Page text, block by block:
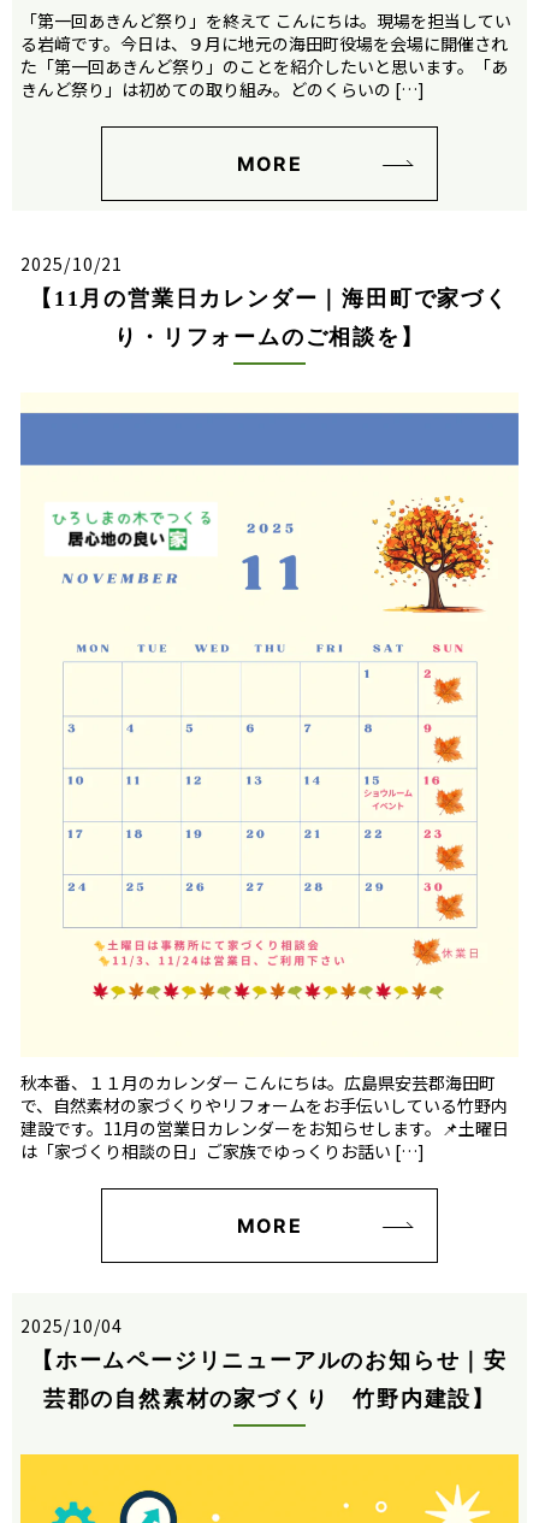
「第一回あきんど祭り」を終えて こんにちは。現場を担当してい
る岩﨑です。今日は、９月に地元の海田町役場を会場に開催され
た「第一回あきんど祭り」のことを紹介したいと思います。「あ
きんど祭り」は初めての取り組み。どのくらいの […]
MORE
2025/10/21
【11月の営業日カレンダー｜海田町で家づく
り・リフォームのご相談を】
秋本番、１１月のカレンダー こんにちは。広島県安芸郡海田町
で、自然素材の家づくりやリフォームをお手伝いしている竹野内
建設です。11月の営業日カレンダーをお知らせします。📌土曜日
は「家づくり相談の日」ご家族でゆっくりお話い […]
MORE
2025/10/04
【ホームページリニューアルのお知らせ｜安
芸郡の自然素材の家づくり 竹野内建設】